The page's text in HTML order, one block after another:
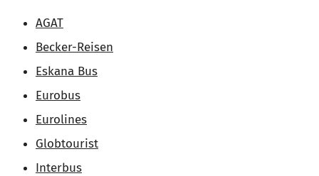
AGAT
Becker-Reisen
Eskana Bus
Eurobus
Eurolines
Globtourist
Interbus